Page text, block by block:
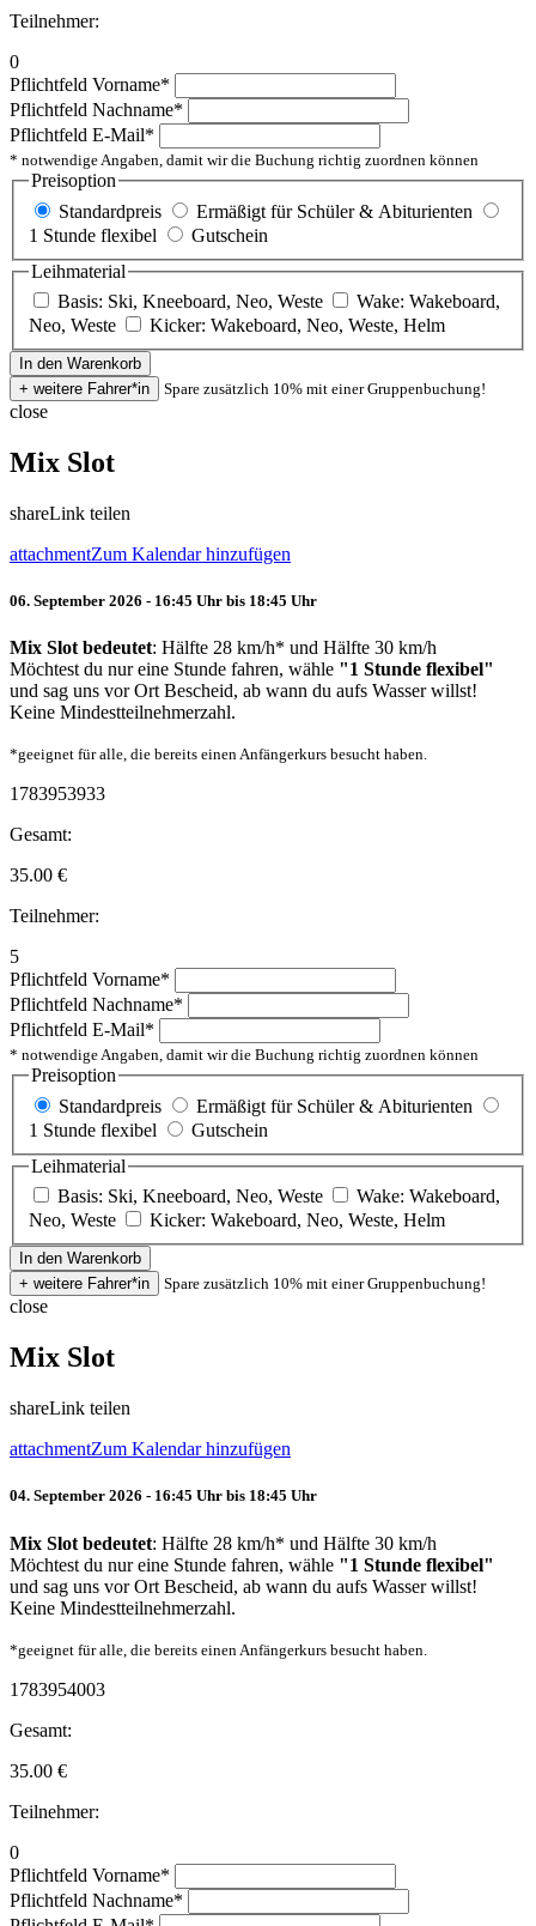
Teilnehmer:
0
Pflichtfeld Vorname*
Pflichtfeld Nachname*
Pflichtfeld E-Mail*
* notwendige Angaben, damit wir die Buchung richtig zuordnen können
Preisoption
Standardpreis
Ermäßigt für Schüler & Abiturienten
1 Stunde flexibel
Gutschein
Leihmaterial
Basis: Ski, Kneeboard, Neo, Weste
Wake: Wakeboard,
Neo, Weste
Kicker: Wakeboard, Neo, Weste, Helm
Spare zusätzlich 10% mit einer Gruppenbuchung!
close
Mix Slot
shareLink teilen
attachmentZum Kalendar hinzufügen
06. September 2026 - 16:45 Uhr bis 18:45 Uhr
Mix Slot bedeutet: Hälfte 28 km/h* und Hälfte 30 km/h
Möchtest du nur eine Stunde fahren, wähle "1 Stunde flexibel"
und sag uns vor Ort Bescheid, ab wann du aufs Wasser willst!
Keine Mindestteilnehmerzahl.
*geeignet für alle, die bereits einen Anfängerkurs besucht haben.
1783953933
Gesamt:
35.00 €
Teilnehmer:
5
Pflichtfeld Vorname*
Pflichtfeld Nachname*
Pflichtfeld E-Mail*
* notwendige Angaben, damit wir die Buchung richtig zuordnen können
Preisoption
Standardpreis
Ermäßigt für Schüler & Abiturienten
1 Stunde flexibel
Gutschein
Leihmaterial
Basis: Ski, Kneeboard, Neo, Weste
Wake: Wakeboard,
Neo, Weste
Kicker: Wakeboard, Neo, Weste, Helm
Spare zusätzlich 10% mit einer Gruppenbuchung!
close
Mix Slot
shareLink teilen
attachmentZum Kalendar hinzufügen
04. September 2026 - 16:45 Uhr bis 18:45 Uhr
Mix Slot bedeutet: Hälfte 28 km/h* und Hälfte 30 km/h
Möchtest du nur eine Stunde fahren, wähle "1 Stunde flexibel"
und sag uns vor Ort Bescheid, ab wann du aufs Wasser willst!
Keine Mindestteilnehmerzahl.
*geeignet für alle, die bereits einen Anfängerkurs besucht haben.
1783954003
Gesamt:
35.00 €
Teilnehmer:
0
Pflichtfeld Vorname*
Pflichtfeld Nachname*